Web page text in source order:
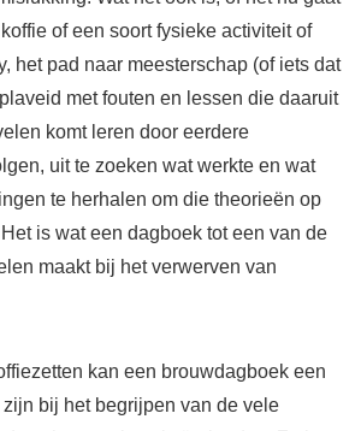
of een soort fysieke activiteit of
het pad naar meesterschap (of iets dat
met fouten en lessen die daaruit
komt leren door eerdere
uit te zoeken wat werkte en wat
te herhalen om die theorieën op
is wat een dagboek tot een van de
maakt bij het verwerven van
kan een brouwdagboek een
bij het begrijpen van de vele